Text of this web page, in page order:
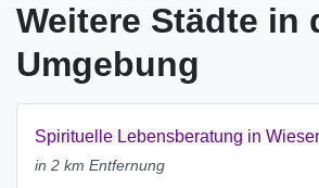
Weitere Städte in
Umgebung
Spirituelle Lebensberatung in
in 2 km Entfernung